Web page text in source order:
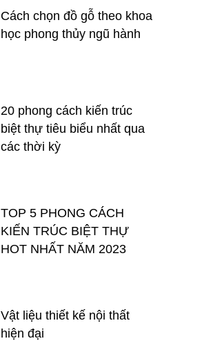
Cách chọn đồ gỗ theo khoa
học phong thủy ngũ hành
20 phong cách kiến trúc
biệt thự tiêu biểu nhất qua
các thời kỳ
TOP 5 PHONG CÁCH
KIẾN TRÚC BIỆT THỰ
HOT NHẤT NĂM 2023
Vật liệu thiết kế nội thất
hiện đại